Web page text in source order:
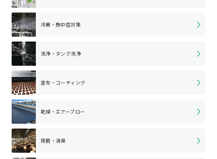
冷房・熱中症対策
洗浄・タンク洗浄
塗布・コーティング
乾燥・エアーブロー
除菌・消臭